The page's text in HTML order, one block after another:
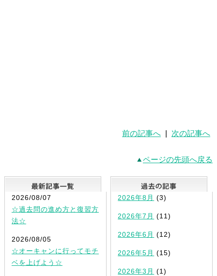
前の記事へ 次の記事へ
ページの先頭へ戻る
最新記事一覧
2026/08/07
☆過去問の進め方と復習方
法☆
2026/08/05
☆オーキャンに行ってモチ
ベを上げよう☆
2026年8月 (3)
2026年7月 (11)
2026年6月 (12)
2026年5月 (15)
2026年3月 (1)